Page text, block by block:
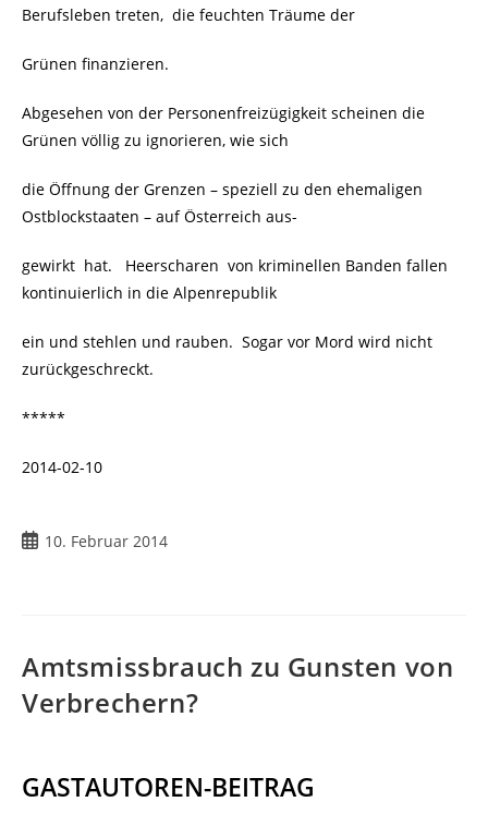
Berufsleben treten, die feuchten Träume der
Grünen finanzieren.
Abgesehen von der Personenfreizügigkeit scheinen die
Grünen völlig zu ignorieren, wie sich
die Öffnung der Grenzen – speziell zu den ehemaligen
Ostblockstaaten – auf Österreich aus-
gewirkt hat. Heerscharen von kriminellen Banden fallen
kontinuierlich in die Alpenrepublik
ein und stehlen und rauben. Sogar vor Mord wird nicht
zurückgeschreckt.
*****
2014-02-10
Beitrag10. Februar 2014
Amtsmissbrauch zu Gunsten von
Verbrechern?
GASTAUTOREN-BEITRAG